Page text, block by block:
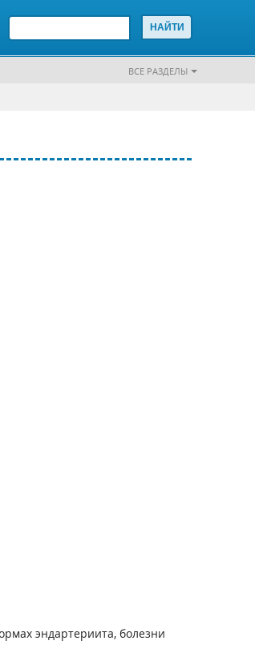
ВСЕ РАЗДЕЛЫ
эндартериита, болезни